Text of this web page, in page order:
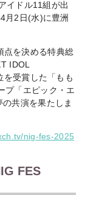
イドル11組が出
⽉2⽇(水)に豊洲
点を決める特典総
IDOL
受賞した「もも
プ「エピック・エ
共演を果たしま
nig-fes-2025
FES